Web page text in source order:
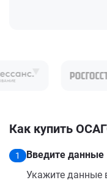
Как купить
1
Введите данные
Укажите данные